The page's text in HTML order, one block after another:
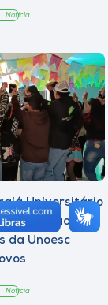
Notícia
Universitário
aos
da Unoesc
Notícia